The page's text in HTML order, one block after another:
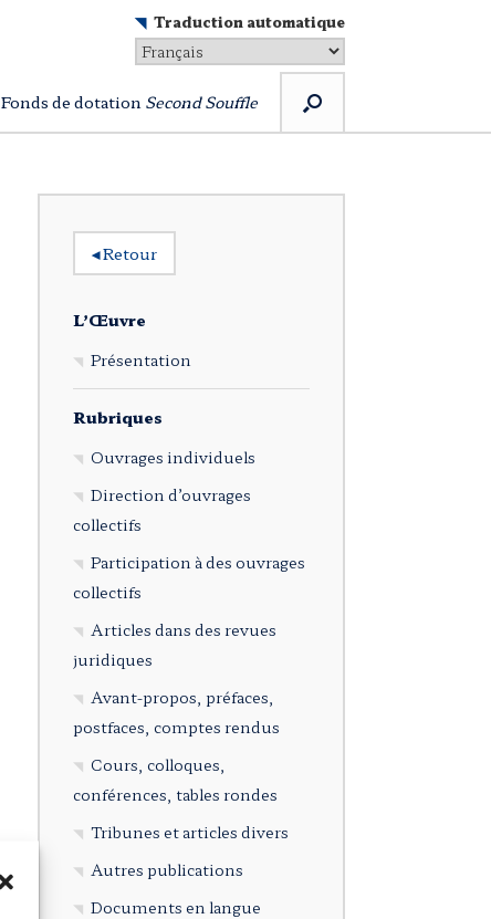
Traduction automatique
Fonds de dotation Second Souffle
◂Retour
L’Œuvre
Présentation
Rubriques
Ouvrages individuels
Direction d’ouvrages
collectifs
Participation à des ouvrages
collectifs
Articles dans des revues
juridiques
Avant-propos, préfaces,
postfaces, comptes rendus
Cours, colloques,
conférences, tables rondes
Tribunes et articles divers
Autres publications
Documents en langue